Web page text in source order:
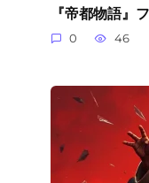
『帝都物語』
0 46